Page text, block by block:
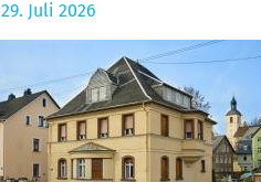
29. Juli 2026